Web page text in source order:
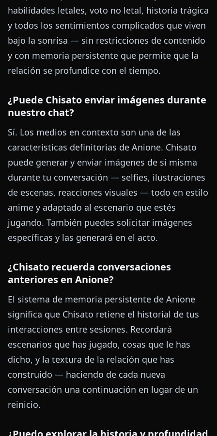
habilidades letales, voto no letal, historia trágica
y todos los sentimientos complicados que viven
bajo la sonrisa — sin restricciones de contenido
y con memoria persistente que permite que la
relación se profundice con el tiempo.
¿Puede Chisato enviar imágenes durante
nuestro chat?
Sí. Los medios en contexto son una de las
características definitorias de Anione. Chisato
puede generar y enviar imágenes de sí misma
durante tu conversación — selfies, ilustraciones
de escenas, reacciones visuales — todo en estilo
anime y adaptado al escenario que estés
jugando. También puedes solicitar imágenes
específicas y las generará en el acto.
¿Chisato recuerda conversaciones
anteriores en Anione?
El sistema de memoria persistente de Anione
significa que Chisato retiene el historial de tus
interacciones entre sesiones. Recordará
escenarios que has jugado, cosas que le has
dicho, y la textura de la relación que has
construido — haciendo de cada nueva
conversación una continuación en lugar de un
reinicio.